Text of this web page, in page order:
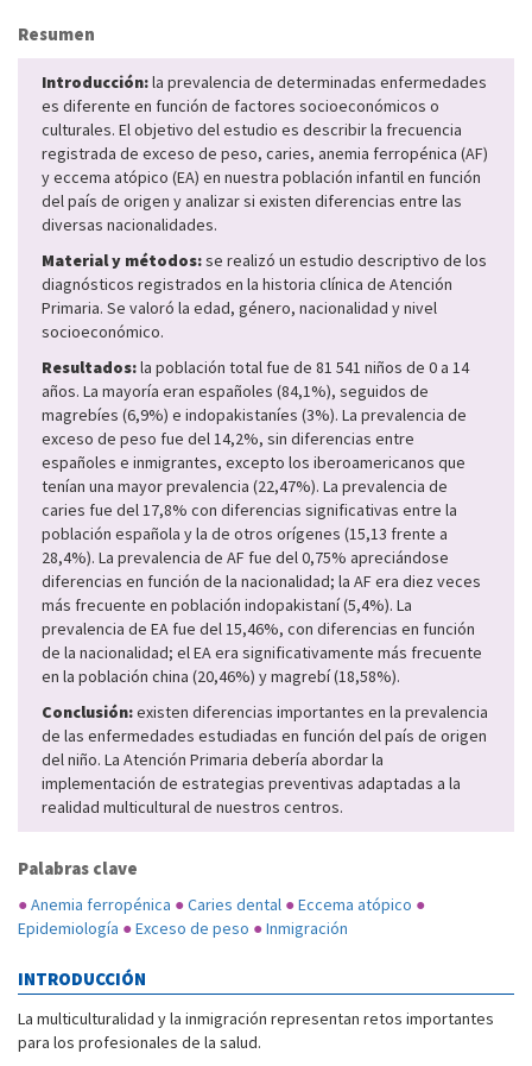
Resumen
Introducción:la prevalencia de determinadas enfermedades
es diferente en función de factores socioeconómicos o
culturales. El objetivo del estudio es describir la frecuencia
registrada de exceso de peso, caries, anemia ferropénica (AF)
y eccema atópico (EA) en nuestra población infantil en función
del país de origen y analizar si existen diferencias entre las
diversas nacionalidades.
Material y métodos:se realizó un estudio descriptivo de los
diagnósticos registrados en la historia clínica de Atención
Primaria. Se valoró la edad, género, nacionalidad y nivel
socioeconómico.
Resultados:la población total fue de 81 541 niños de 0 a 14
años. La mayoría eran españoles (84,1%), seguidos de
magrebíes (6,9%) e indopakistaníes (3%). La prevalencia de
exceso de peso fue del 14,2%, sin diferencias entre
españoles e inmigrantes, excepto los iberoamericanos que
tenían una mayor prevalencia (22,47%). La prevalencia de
caries fue del 17,8% con diferencias significativas entre la
población española y la de otros orígenes (15,13 frente a
28,4%). La prevalencia de AF fue del 0,75% apreciándose
diferencias en función de la nacionalidad; la AF era diez veces
más frecuente en población indopakistaní (5,4%). La
prevalencia de EA fue del 15,46%, con diferencias en función
de la nacionalidad; el EA era significativamente más frecuente
en la población china (20,46%) y magrebí (18,58%).
Conclusión:existen diferencias importantes en la prevalencia
de las enfermedades estudiadas en función del país de origen
del niño. La Atención Primaria debería abordar la
implementación de estrategias preventivas adaptadas a la
realidad multicultural de nuestros centros.
Palabras clave
●Anemia ferropénica ●Caries dental ●Eccema atópico ●
Epidemiología ●Exceso de peso ●Inmigración
INTRODUCCIÓN
La multiculturalidad y la inmigración representan retos importantes
para los profesionales de la salud.